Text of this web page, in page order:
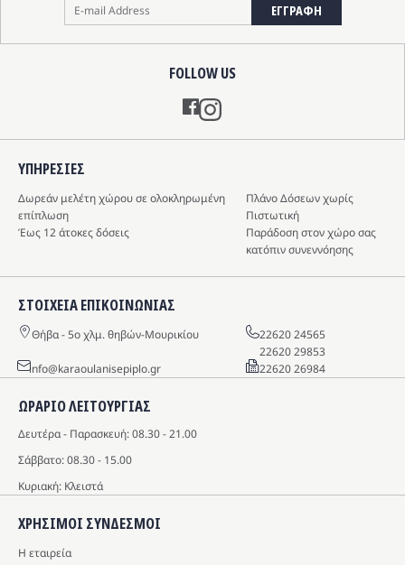
FOLLOW US
Instagram
ΕΓΓΡΑΦΗ
ΩΡΑΡΙΟ ΛΕΙΤΟΥΡΓΙΑΣ
Δευτέρα - Παρασκευή: 08.30 - 21.00
Σάββατο: 08.30 - 15.00
Κυριακή: Κλειστά
ΧΡΗΣΙΜΟΙ ΣΥΝΔΕΣΜΟΙ
Η εταιρεία
ΥΠΗΡΕΣIΕΣ
Δωρεάν μελέτη χώρου σε ολοκληρωμένη
επίπλωση
Πλάνο Δόσεων χωρίς
Πιστωτική
Έως 12 άτοκες δόσεις
Παράδοση στον χώρο σας
κατόπιν συνεννόησης
ΣΤΟΙΧΕΙΑ ΕΠΙΚΟΙΝΩΝΙΑΣ
Θήβα - 5o χλμ. θηβών-Μουρικίου
22620 24565
22620 29853
info@karaoulanisepiplo.gr
22620 26984